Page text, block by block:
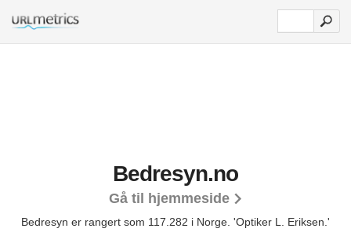
Bedresyn.no
Gå til hjemmeside
Bedresyn er rangert som 117.282 i Norge. 'Optiker L. Eriksen.'